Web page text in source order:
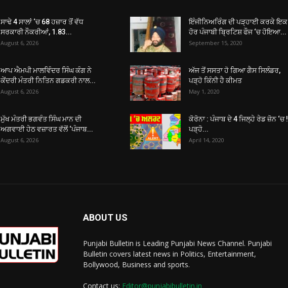
ਸਾਢੇ 4 ਸਾਲਾਂ ‘ਚ 68 ਹਜ਼ਾਰ ਤੋਂ ਵੱਧ
ਸਰਕਾਰੀ ਨੌਕਰੀਆਂ, 1.83...
August 6, 2026
ਆਪ ਐਮਪੀ ਮਾਲਵਿੰਦਰ ਸਿੰਘ ਕੰਗ ਨੇ
ਕੇਂਦਰੀ ਮੰਤਰੀ ਨਿਤਿਨ ਗਡਕਰੀ ਨਾਲ...
August 6, 2026
ਮੁੱਖ ਮੰਤਰੀ ਭਗਵੰਤ ਸਿੰਘ ਮਾਨ ਦੀ
ਅਗਵਾਈ ਹੇਠ ਵਜ਼ਾਰਤ ਵੱਲੋਂ ‘ਪੰਜਾਬ...
August 6, 2026
ਇੰਜੀਨਿਅਰਿੰਗ ਦੀ ਪੜ੍ਹਾਈ ਕਰਕੇ ਇਕ
ਹੋਰ ਪੰਜਾਬੀ ਬ੍ਰਿਟਿਸ਼ ਫੌਜ ‘ਚ ਹੋਇਆ...
September 15, 2020
ਅੱਜ ਤੋਂ ਸਸਤਾ ਹੋ ਗਿਆ ਗੈਸ ਸਿਲੰਡਰ,
ਪੜ੍ਹੋ ਕਿੰਨੀ ਹੈ ਕੀਮਤ
May 1, 2020
ਕੋਰੋਨਾ : ਪੰਜਾਬ ਦੇ 4 ਜਿਲ੍ਹੇ ਰੇਡ ਜ਼ੋਨ ‘ਚ !
ਪੜ੍ਹੋ...
April 14, 2020
ABOUT US
Punjabi Bulletin is Leading Punjabi News Channel. Punjabi
Bulletin covers latest news in Politics, Entertainment,
Bollywood, Business and sports.
Contact us: Editor@punjabibulletin.in